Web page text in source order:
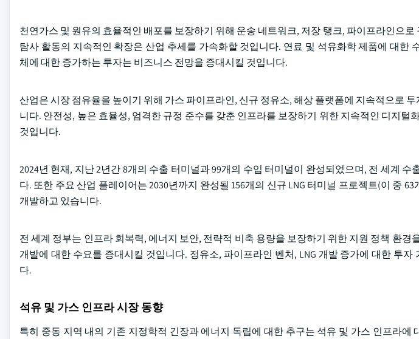
천연가스 및 원유의 효율적인 배포를 보장하기 위해 운송 네트워크, 저장 탱크, 파이프라인으
탐사 활동의 지속적인 확장은 산업 추세를 가속화할 것입니다. 연료 및 석유화학 제품에 대한
체에 대한 증가하는 투자는 비즈니스 전망을 증대시킬 것입니다.
산업은 시장 점유율을 높이기 위해 가스 파이프라인, 신규 정유소, 해상 플랫폼에 지속적으로
니다. 안전성, 높은 효율성, 엄격한 규정 준수를 갖춘 인프라를 보장하기 위한 지속적인 디지털
것입니다.
2024년 현재, 지난 2년간 8개의 수출 터미널과 99개의 수입 터미널이 완성되었으며, 전 세계 수
다. 또한 주요 산업 플레이어는 2030년까지 완성될 156개의 신규 LNG 터미널 프로젝트(이 중
개발하고 있습니다.
전 세계 정부는 인프라 회복력, 에너지 보안, 전략적 비축 용량을 보장하기 위한 지원 정책 환경
개발에 대한 수요를 증대시킬 것입니다. 정유소, 파이프라인 벤처, LNG 개발 증가에 대한 투
다.
석유 및 가스 인프라 시장 동향
특히 중동 지역 내의 기존 지정학적 긴장과 에너지 독립에 대한 추구는 석유 및 가스 인프라에